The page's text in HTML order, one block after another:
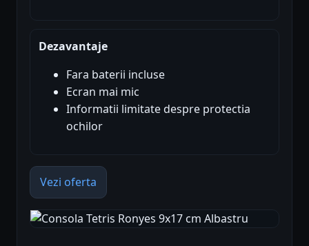
Dezavantaje
Fara baterii incluse
Ecran mai mic
Informatii limitate despre protectia
ochilor
Vezi oferta